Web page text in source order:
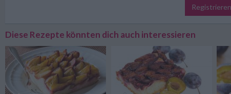
Registrieren
Diese Rezepte könnten dich auch interessieren